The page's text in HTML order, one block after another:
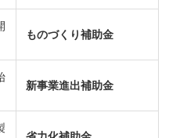
ものづくり補助金
新事業進出補助金